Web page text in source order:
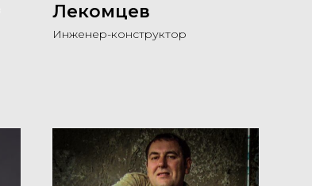
Лекомцев
Инженер-конструктор